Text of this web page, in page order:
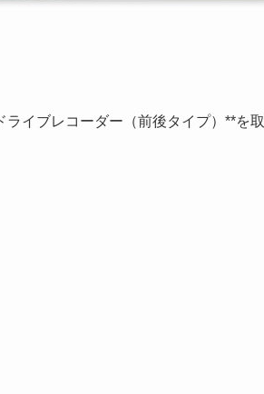
イブレコーダー（前後タイプ）**を取